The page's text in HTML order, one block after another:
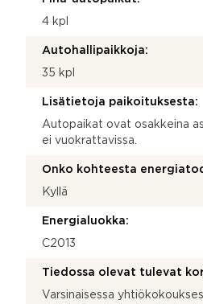
4 kpl
Autohallipaikkoja:
35 kpl
Lisätietoja paikoituksesta:
Autopaikat ovat osakkeina
ei vuokrattavissa.
Onko kohteesta
Kyllä
Energialuokka:
C2013
Tiedossa olevat tulevat
Varsinaisessa